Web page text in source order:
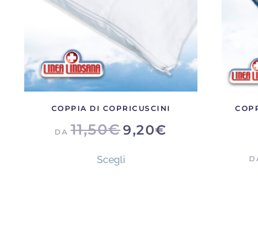
COPPIA DI COPRICUSCINI
DA11,50€9,20€
Scegliprodotto